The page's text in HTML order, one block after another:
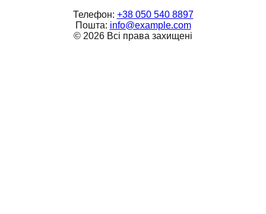
Телефон: +38 050 540 8897
Пошта: info@example.com
© 2026 Всі права захищені